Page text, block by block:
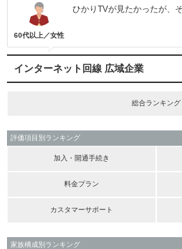
60代以上／女性
ひかりTVが見たかったが、
インターネット回線 広域企業
総合ランキング
評価項目別ランキング
加入・開通手続き
料金プラン
カスタマーサポート
家族構成別ランキング